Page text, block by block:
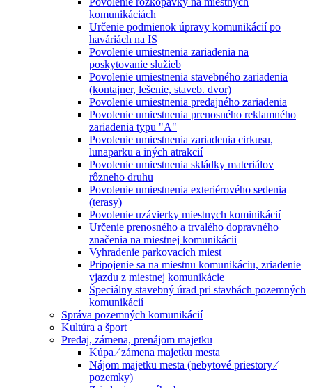
komunikáciách
Určenie podmienok úpravy komunikácií po
haváriách na IS
Povolenie umiestnenia zariadenia na
poskytovanie služieb
Povolenie umiestnenia stavebného zariadenia
(kontajner, lešenie, staveb. dvor)
Povolenie umiestnenia predajného zariadenia
Povolenie umiestnenia prenosného reklamného
zariadenia typu "A"
Povolenie umiestnenia zariadenia cirkusu,
lunaparku a iných atrakcií
Povolenie umiestnenia skládky materiálov
rôzneho druhu
Povolenie umiestnenia exteriérového sedenia
(terasy)
Povolenie uzávierky miestnych kominikácií
Určenie prenosného a trvalého dopravného
značenia na miestnej komunikácii
Vyhradenie parkovacích miest
Pripojenie sa na miestnu komunikáciu, zriadenie
vjazdu z miestnej komunikácie
Špeciálny stavebný úrad pri stavbách pozemných
komunikácií
Správa pozemných komunikácií
Kultúra a šport
Predaj, zámena, prenájom majetku
Kúpa ⁄ zámena majetku mesta
Nájom majetku mesta (nebytové priestory ⁄
pozemky)